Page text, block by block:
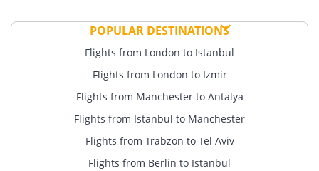
POPULAR DESTINATIONS
Flights from London to Istanbul
Flights from London to Izmir
Flights from Manchester to Antalya
Flights from Istanbul to Manchester
Flights from Trabzon to Tel Aviv
Flights from Berlin to Istanbul